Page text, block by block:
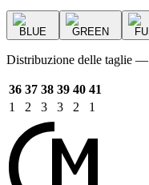
BLUE GREEN
Distribuzione delle taglie —
36 37 38 39 40 41
1
2 3 3 2 1